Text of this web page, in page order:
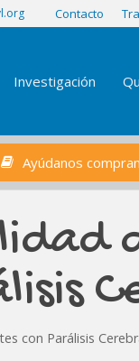
Contacto
Investigación
Ayúdanos
con Parálisis